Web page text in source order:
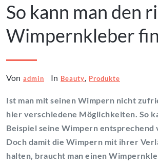
So kann man den
Wimpernkleber
Von admin In Beauty, Produkte
Ist man mit seinen Wimpern nicht
hier verschiedene Möglichkeiten. So
Beispiel seine Wimpern entsprechend
Doch damit die Wimpern mit ihrer
halten, braucht man einen